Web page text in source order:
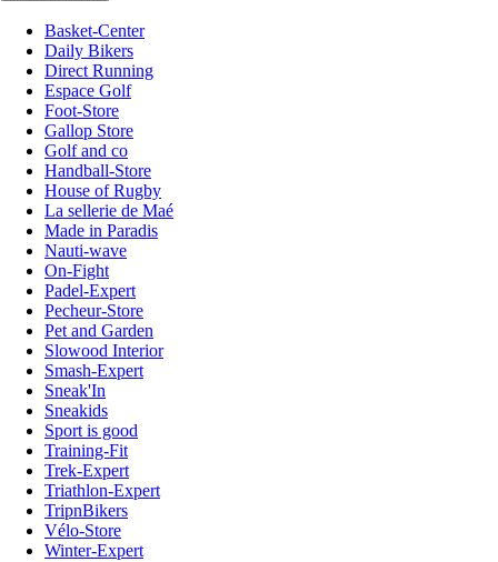
Basket-Center
Daily Bikers
Direct Running
Espace Golf
Foot-Store
Gallop Store
Golf and co
Handball-Store
House of Rugby
La sellerie de Maé
Made in Paradis
Nauti-wave
On-Fight
Padel-Expert
Pecheur-Store
Pet and Garden
Slowood Interior
Smash-Expert
Sneak'In
Sneakids
Sport is good
Training-Fit
Trek-Expert
Triathlon-Expert
TripnBikers
Vélo-Store
Winter-Expert